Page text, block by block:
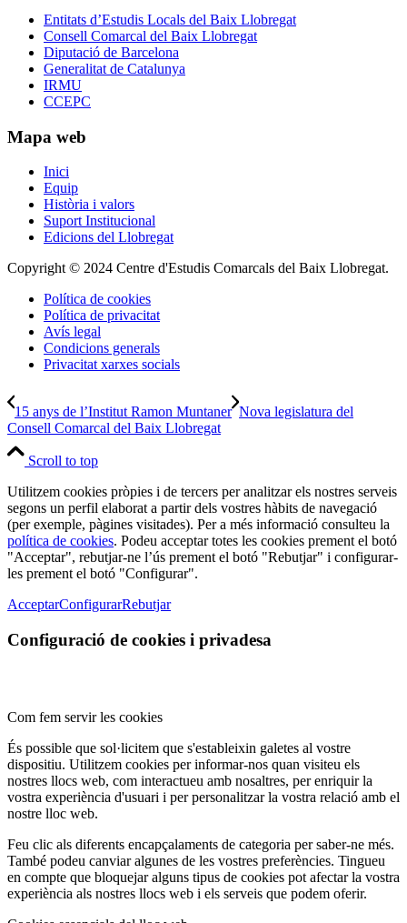
Entitats d’Estudis Locals del Baix Llobregat
Consell Comarcal del Baix Llobregat
Diputació de Barcelona
Generalitat de Catalunya
IRMU
CCEPC
Mapa web
Inici
Equip
Història i valors
Suport Institucional
Edicions del Llobregat
Copyright © 2024 Centre d'Estudis Comarcals del Baix Llobregat.
Política de cookies
Política de privacitat
Avís legal
Condicions generals
Privacitat xarxes socials
15 anys de l’Institut Ramon Muntaner Nova legislatura del
Consell Comarcal del Baix Llobregat
Scroll to top
Utilitzem cookies pròpies i de tercers per analitzar els nostres serveis
segons un perfil elaborat a partir dels vostres hàbits de navegació
(per exemple, pàgines visitades). Per a més informació consulteu la
política de cookies. Podeu acceptar totes les cookies prement el botó
"Acceptar", rebutjar-ne l’ús prement el botó "Rebutjar" i configurar-
les prement el botó "Configurar".
AcceptarConfigurarRebutjar
Configuració de cookies i privadesa
Com fem servir les cookies
És possible que sol·licitem que s'estableixin galetes al vostre
dispositiu. Utilitzem cookies per informar-nos quan visiteu els
nostres llocs web, com interactueu amb nosaltres, per enriquir la
vostra experiència d'usuari i per personalitzar la vostra relació amb el
nostre lloc web.
Feu clic als diferents encapçalaments de categoria per saber-ne més.
També podeu canviar algunes de les vostres preferències. Tingueu
en compte que bloquejar alguns tipus de cookies pot afectar la vostra
experiència als nostres llocs web i els serveis que podem oferir.